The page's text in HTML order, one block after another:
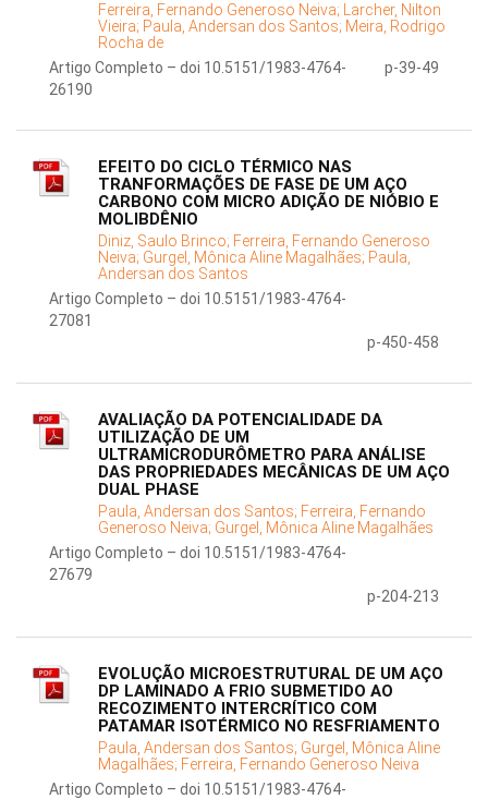
Ferreira, Fernando Generoso Neiva; Larcher, Nilton
Vieira; Paula, Andersan dos Santos; Meira, Rodrigo
Rocha de
Artigo Completo – doi 10.5151/1983-4764-
26190
p-39-49
EFEITO DO CICLO TÉRMICO NAS
TRANFORMAÇÕES DE FASE DE UM AÇO
CARBONO COM MICRO ADIÇÃO DE NIÓBIO E
MOLIBDÊNIO
Diniz, Saulo Brinco; Ferreira, Fernando Generoso
Neiva; Gurgel, Mônica Aline Magalhães; Paula,
Andersan dos Santos
Artigo Completo – doi 10.5151/1983-4764-
27081
p-450-458
AVALIAÇÃO DA POTENCIALIDADE DA
UTILIZAÇÃO DE UM
ULTRAMICRODURÔMETRO PARA ANÁLISE
DAS PROPRIEDADES MECÂNICAS DE UM AÇO
DUAL PHASE
Paula, Andersan dos Santos; Ferreira, Fernando
Generoso Neiva; Gurgel, Mônica Aline Magalhães
Artigo Completo – doi 10.5151/1983-4764-
27679
p-204-213
EVOLUÇÃO MICROESTRUTURAL DE UM AÇO
DP LAMINADO A FRIO SUBMETIDO AO
RECOZIMENTO INTERCRÍTICO COM
PATAMAR ISOTÉRMICO NO RESFRIAMENTO
Paula, Andersan dos Santos; Gurgel, Mônica Aline
Magalhães; Ferreira, Fernando Generoso Neiva
Artigo Completo – doi 10.5151/1983-4764-